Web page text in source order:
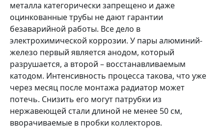
металла категорически запрещено и даже
оцинкованные трубы не дают гарантии
безаварийной работы. Все дело в
электрохимической коррозии. У пары алюминий-
железо первый является анодом, который
разрушается, а второй – восстанавливаемым
катодом. Интенсивность процесса такова, что уже
через месяц после монтажа радиатор может
потечь. Снизить его могут патрубки из
нержавеющей стали длиной не менее 50 см,
вворачиваемые в пробки коллекторов.